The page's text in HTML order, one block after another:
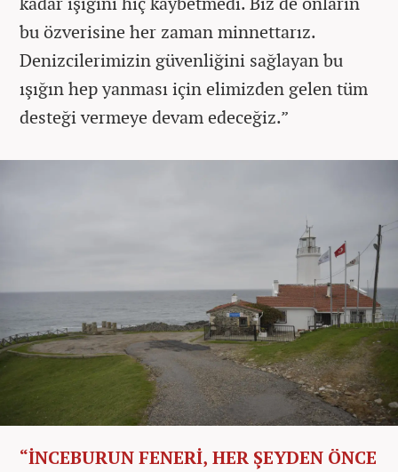
bu özverisine her zaman minnettarız.
Denizcilerimizin güvenliğini sağlayan bu
ışığın hep yanması için elimizden gelen tüm
desteği vermeye devam edeceğiz.”
“İNCEBURUN FENERİ, HER ŞEYDEN ÖNCE